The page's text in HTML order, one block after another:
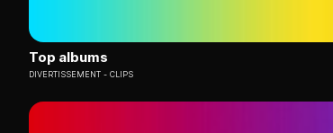
Top albums
DIVERTISSEMENT CLIPS